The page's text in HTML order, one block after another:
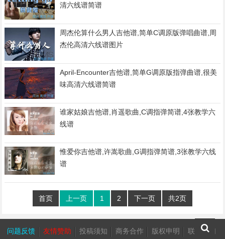
清六线谱简谱
周杰伦算什么男人吉他谱,简单C调原版弹唱曲谱,周
杰伦高清六线谱图片
April-Encounter吉他谱,简单G调原版指弹曲谱,很美
味高清六线谱简谱
谁家姑娘吉他谱,肖遥歌曲,C调指弹简谱,4张教学六
线谱
惟爱你吉他谱,许嵩歌曲,G调指弹简谱,3张教学六线
谱
首页 上一页 1 2 下一页 共2页
问题反馈 友情赞助 投稿须知 商务合作 版权申明 联系我们